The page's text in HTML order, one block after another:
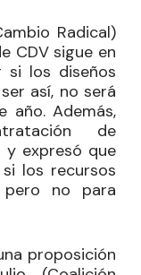
Radical)
CDV sigue en
los diseños
así, no será
año. Además,
de
expresó que
los recursos
pero no para
proposición